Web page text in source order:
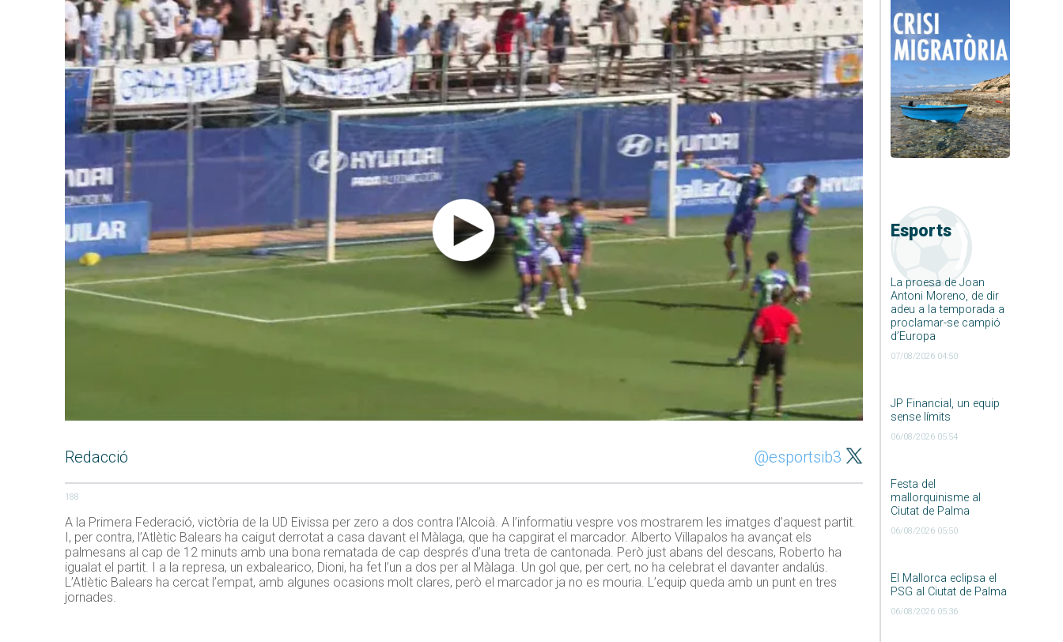
Esports
La proesa de Joan
Antoni Moreno, de dir
adeu a la temporada a
proclamar-se campió
d’Europa
07/08/2026 04:50
JP Financial, un equip
sense límits
06/08/2026 05:54
Festa del
mallorquinisme al
Ciutat de Palma
06/08/2026 05:50
El Mallorca eclipsa el
PSG al Ciutat de Palma
06/08/2026 05:36
Redacció @esportsib3
188
A la Primera Federació, victòria de la UD Eivissa per zero a dos contra l’Alcoià. A l’informatiu vespre vos mostrarem les imatges d’aquest partit.
I, per contra, l’Atlètic Balears ha caigut derrotat a casa davant el Màlaga, que ha capgirat el marcador. Alberto Villapalos ha avançat els
palmesans al cap de 12 minuts amb una bona rematada de cap després d’una treta de cantonada. Però just abans del descans, Roberto ha
igualat el partit. I a la represa, un exbalearico, Dioni, ha fet l’un a dos per al Màlaga. Un gol que, per cert, no ha celebrat el davanter andalús.
L’Atlètic Balears ha cercat l’empat, amb algunes ocasions molt clares, però el marcador ja no es mouria. L’equip queda amb un punt en tres
jornades.